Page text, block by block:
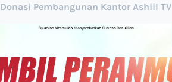
Donasi Pembangunan Kantor Ashiil TV